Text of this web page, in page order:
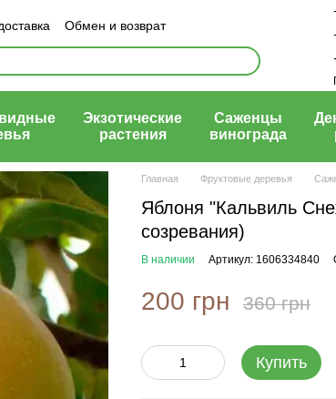
Обмен и возврат
Экзотические
растения
Саженцы
винограда
Главная Фруктовые деревья
Яблоня "Кальвиль
созревания)
В наличии Артикул: 1606334840
200 грн 360 грн
Купить